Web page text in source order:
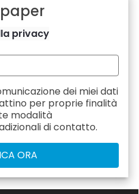
privacy
dei miei dati
per proprie finalità
modalità
di contatto.